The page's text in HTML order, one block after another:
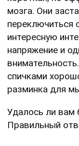
мозга. Они
переключиться
интересную
напряжение и
спичками
разминка для
Удалось ли вам
Правильный